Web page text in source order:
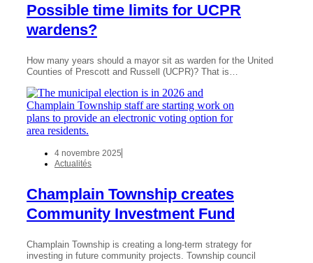
Possible time limits for UCPR
wardens?
How many years should a mayor sit as warden for the United
Counties of Prescott and Russell (UCPR)? That is…
4 novembre 2025
Actualités
Champlain Township creates
Community Investment Fund
Champlain Township is creating a long-term strategy for
investing in future community projects. Township council